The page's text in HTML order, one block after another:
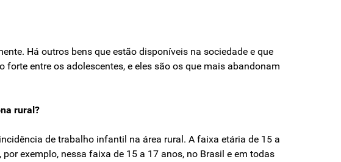
Há outros bens que estão disponíveis na sociedade e que
entre os adolescentes, e eles são os que mais abandonam
rural?
de trabalho infantil na área rural. A faixa etária de 15 a
exemplo, nessa faixa de 15 a 17 anos, no Brasil e em todas